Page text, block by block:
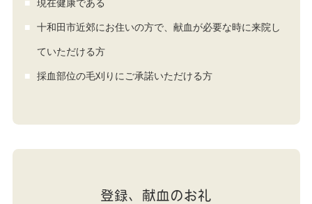
現在健康である
十和田市近郊にお住いの方で、献血が必要な時に来院し
ていただける方
採血部位の毛刈りにご承諾いただける方
登録、献血のお礼